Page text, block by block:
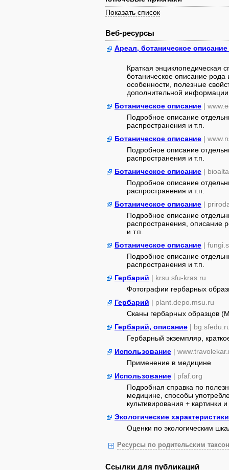
Показать список
Веб-ресурсы
Ареал, ботаническое
Краткая энциклопедическая
ботаническое описание рода
особенности, полезные
дополнительной информации
Ботаническое описание |
Подробное описание
распространения и т.п.
Ботаническое описание |
Подробное описание
распространения и т.п.
Ботаническое описание |
Подробное описание
распространения и т.п.
Ботаническое описание |
Подробное описание
распространения, описание
и т.п.
Ботаническое описание |
Подробное описание
распространения и т.п.
Гербарий | krsu.sfu-kras.ru
Фотографии гербарных
Гербарий | plant.depo.msu.ru
Сканы гербарных образцов
Гербарий, описание |
Гербарный экземпляр,
Использование |
Применение в медицине
Использование | pfaf.org
Подробная справка по
медицине, способы
культивирования + картинки
Экологические характеристики
Оценки по экологическим
Ресурсы по родительским
Ссылки для публикаций